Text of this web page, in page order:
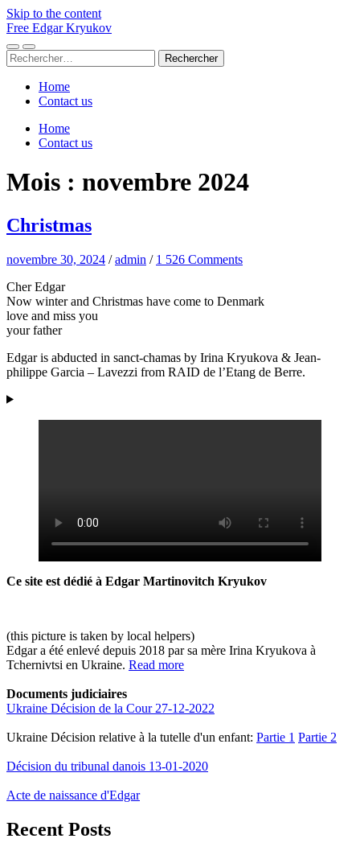
Skip to the content
Free Edgar Kryukov
Toggle
mobile
Toggle
search
Rechercher :
Home
Contact us
Home
Contact us
Mois : novembre 2024
Christmas
novembre 30, 2024 /admin / 1 526 Comments
Cher Edgar
Now winter and Christmas have come to Denmark
love and miss you
your father
Edgar is abducted in sanct-chamas by Irina Kryukova & Jean-
philippe Garcia – Lavezzi from RAID de l’Etang de Berre.
Ce site est dédié à Edgar Martinovitch Kryukov
(this picture is taken by local helpers)
Edgar a été enlevé depuis 2018 par sa mère Irina Kryukova à
Tchernivtsi en Ukraine. Read more
Documents judiciaires
Ukraine Décision de la Cour 27-12-2022
Ukraine Décision relative à la tutelle d'un enfant: Partie 1 Partie 2
Décision du tribunal danois 13-01-2020
Acte de naissance d'Edgar
Recent Posts